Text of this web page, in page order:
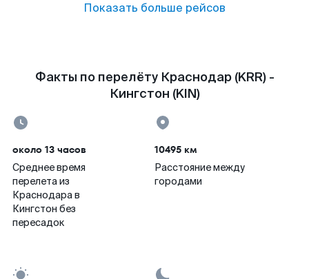
Показать больше рейсов
Факты по перелёту Краснодар (KRR) -
Кингстон (KIN)
около 13 часов
Среднее время
перелета из
Краснодара в
Кингстон без
пересадок
10495 км
Расстояние между
городами